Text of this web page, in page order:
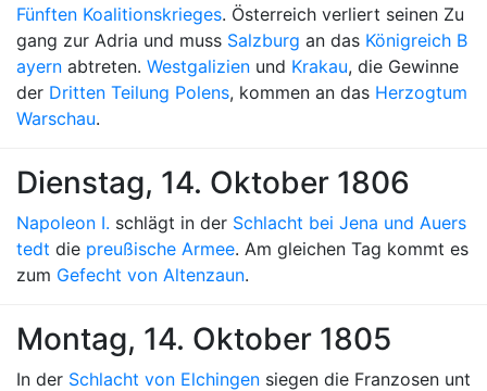
Fünften Koalitionskrieges. Österreich verliert seinen Zu
gang zur Adria und muss Salzburg an das Königreich B
ayern abtreten. Westgalizien und Krakau, die Gewinne
der Dritten Teilung Polens, kommen an das Herzogtum
Warschau.
Dienstag, 14. Oktober 1806
Napoleon I. schlägt in der Schlacht bei Jena und Auers
tedt die preußische Armee. Am gleichen Tag kommt es
zum Gefecht von Altenzaun.
Montag, 14. Oktober 1805
In der Schlacht von Elchingen siegen die Franzosen unt